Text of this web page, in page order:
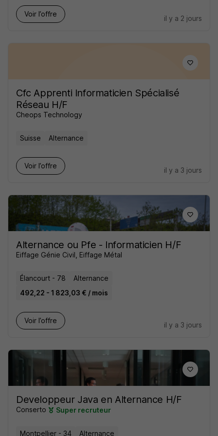
Voir l’offre
il y a 2 jours
Cfc Apprenti Informaticien Spécialisé
Réseau H/F
Cheops Technology
Suisse Alternance
Voir l’offre
il y a 3 jours
Alternance ou Pfe - Informaticien H/F
Eiffage Génie Civil, Eiffage Métal
Élancourt - 78
Alternance
492,22 - 1 823,03 € / mois
Voir l’offre
il y a 3 jours
Developpeur Java en Alternance H/F
Conserto Super recruteur
Montpellier - 34 Alternance